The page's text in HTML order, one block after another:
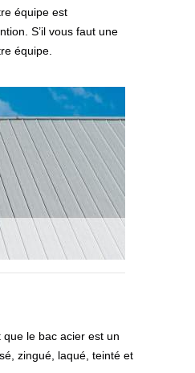
équipe est
S’il vous faut une
équipe.
le bac acier est un
zingué, laqué, teinté et